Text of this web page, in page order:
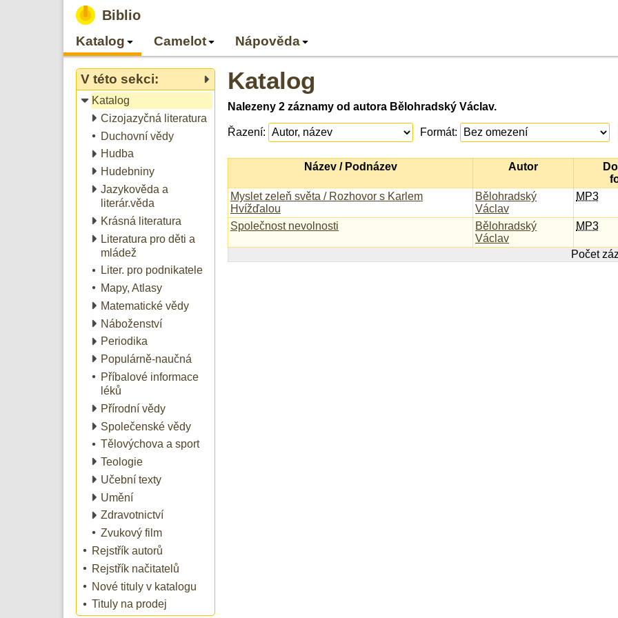
Biblio
Katalog Camelot Nápověda
V této sekci:
Katalog
Cizojazyčná literatura
Duchovní vědy
Hudba
Hudebniny
Jazykověda a
literár.věda
Krásná literatura
Literatura pro děti a
mládež
Liter. pro podnikatele
Mapy, Atlasy
Matematické vědy
Náboženství
Periodika
Populárně-naučná
Příbalové informace
léků
Přírodní vědy
Společenské vědy
Tělovýchova a sport
Teologie
Učební texty
Umění
Zdravotnictví
Zvukový film
Rejstřík autorů
Rejstřík načitatelů
Nové tituly v katalogu
Tituly na prodej
Katalog
Nalezeny 2 záznamy od autora Bělohradský Václav.
Řazení: Formát:
Název / Podnázev Autor
Myslet zeleň světa / Rozhovor s Karlem
Hvížďalou
Bělohradský
Václav
MP3
Společnost nevolnosti
Bělohradský
Václav
MP3
Počet